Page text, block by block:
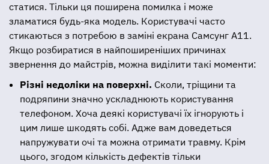
статися. Тільки ця поширена помилка і може
зламатися будь-яка модель. Користувачі часто
стикаються з потребою в заміні екрана Самсунг А11.
Якщо розбиратися в найпоширеніших причинах
звернення до майстрів, можна виділити такі моменти:
Різні недоліки на поверхні. Сколи, тріщини та
подряпини значно ускладнюють користування
телефоном. Хоча деякі користувачі їх ігнорують і
цим лише шкодять собі. Адже вам доведеться
напружувати очі та можна отримати травму. Крім
цього, згодом кількість дефектів тільки